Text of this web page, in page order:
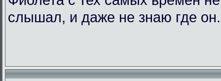
слышал, и даже не знаю где он.